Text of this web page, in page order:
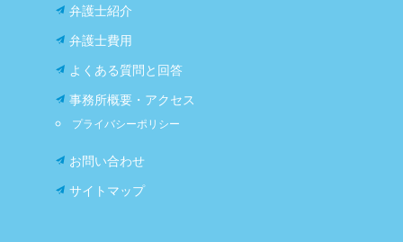
弁護士紹介
弁護士費用
よくある質問と回答
事務所概要・アクセス
プライバシーポリシー
お問い合わせ
サイトマップ